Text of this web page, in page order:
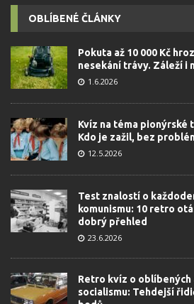
OBLÍBENÉ ČLÁNKY
Pokuta až 10 000 Kč
nesekání trávy. Záleží i
1.6.2026
Kvíz na téma pionýrské
Kdo je zažil, bez
12.5.2026
Test znalostí o
komunismu: 10 retro
dobrý přehled
23.6.2026
Retro kvíz o oblíbených
socialismu: Tehdejší